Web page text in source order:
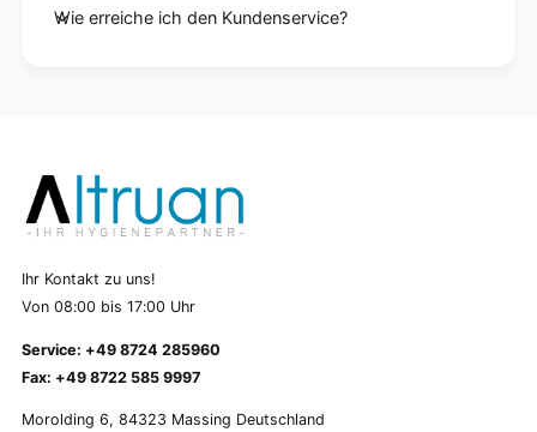
Wie erreiche ich den Kundenservice?
Ihr Kontakt zu uns!
Von 08:00 bis 17:00 Uhr
Service: +49 8724 285960
Fax: +49 8722 585 9997
Morolding 6, 84323 Massing Deutschland